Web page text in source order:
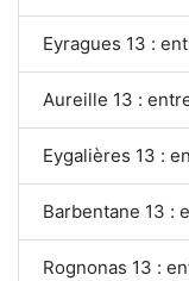
Eyragues 13 :
Aureille 13 :
Eygalières 13 :
Barbentane 13 :
Rognonas 13 :